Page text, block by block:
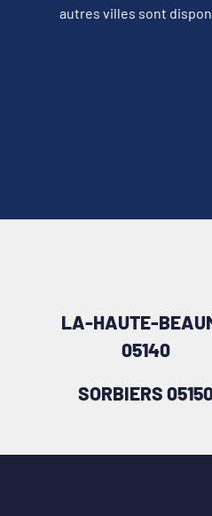
autres villes sont
LA-HAUTE-
05140
SORBIERS